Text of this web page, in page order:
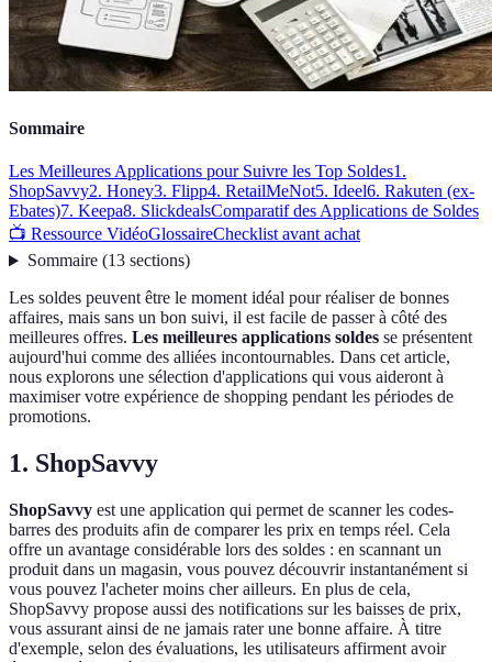
Sommaire
Les Meilleures Applications pour Suivre les Top Soldes1.
ShopSavvy2. Honey3. Flipp4. RetailMeNot5. Ideel6. Rakuten (ex-
Ebates)7. Keepa8. SlickdealsComparatif des Applications de Soldes
📺 Ressource VidéoGlossaireChecklist avant achat
Sommaire(13 sections)
Les soldes peuvent être le moment idéal pour réaliser de bonnes
affaires, mais sans un bon suivi, il est facile de passer à côté des
meilleures offres. Les meilleures applications soldes se présentent
aujourd'hui comme des alliées incontournables. Dans cet article,
nous explorons une sélection d'applications qui vous aideront à
maximiser votre expérience de shopping pendant les périodes de
promotions.
1. ShopSavvy
ShopSavvy est une application qui permet de scanner les codes-
barres des produits afin de comparer les prix en temps réel. Cela
offre un avantage considérable lors des soldes : en scannant un
produit dans un magasin, vous pouvez découvrir instantanément si
vous pouvez l'acheter moins cher ailleurs. En plus de cela,
ShopSavvy propose aussi des notifications sur les baisses de prix,
vous assurant ainsi de ne jamais rater une bonne affaire. À titre
d'exemple, selon des évaluations, les utilisateurs affirment avoir